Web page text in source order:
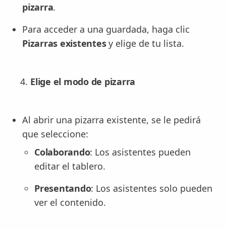
pizarra.
Para acceder a una guardada, haga clic
Pizarras existentesy elige de tu lista.
Elige el modo de pizarra
Al abrir una pizarra existente, se le pedirá
que seleccione:
Colaborando: Los asistentes pueden
editar el tablero.
Presentando: Los asistentes solo pueden
ver el contenido.